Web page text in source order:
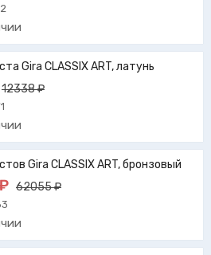
Gira CLASSIX ART, латунь
12338 ₽
Gira CLASSIX ART, бронзовый
62055 ₽